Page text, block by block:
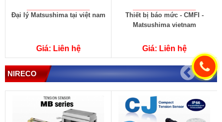
Đại lý Matsushima tại việt nam
Giá: Liên hệ
Thiết bị báo mức - CMFI -
Matsushima vietnam
Giá: Liên hệ
NIRECO